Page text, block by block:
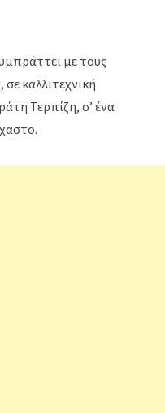
με τους
καλλιτεχνική
Τερπίζη, σ’ ένα